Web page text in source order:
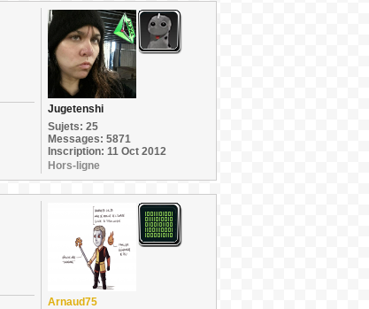
Jugetenshi
Sujets: 25
Messages: 5871
Inscription: 11 Oct 2012
Hors-ligne
Arnaud75